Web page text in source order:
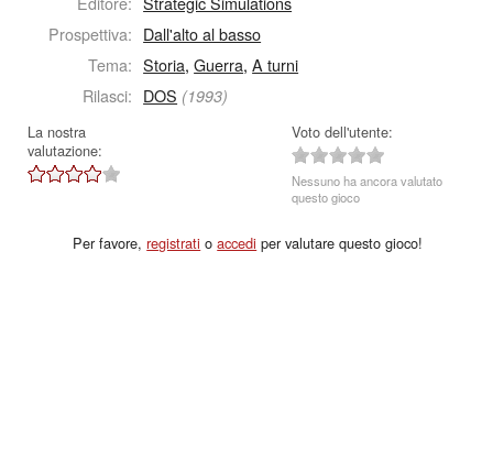
Prospettiva: Dall'alto al basso
Tema: Storia,Guerra,A turni
Rilasci: DOS (1993)
La nostra
valutazione:
Voto dell'utente:
Nessuno ha ancora valutato
questo gioco
Per favore,registrati oaccedi per valutare questo gioco!